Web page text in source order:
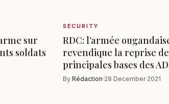
sur
soldats
SECURITY
RDC: l’armée
revendique la reprise de
principales bases des
By Rédaction·28 December 2021